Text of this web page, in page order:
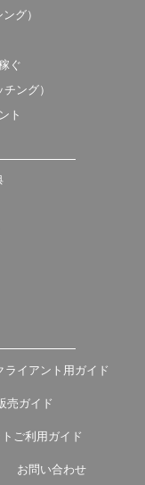
グ）
ぐ
ング）
ト
ライアント用ガイド
売ガイド
ご利用ガイド
お問い合わせ